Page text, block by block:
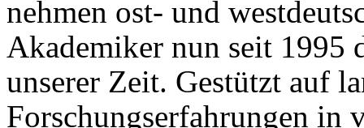
nehmen ost- und
Akademiker nun seit 1995
unserer Zeit. Gestützt auf
Forschungserfahrungen in